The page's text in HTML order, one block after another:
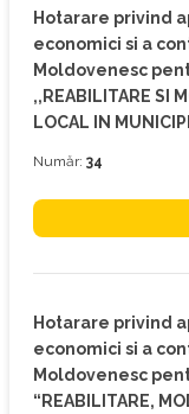
Hotarare privind
economici si a
Moldovenesc
,,REABILITARE SI
LOCAL IN
Număr: 34
Hotarare privind
economici si a
Moldovenesc
“REABILITARE,